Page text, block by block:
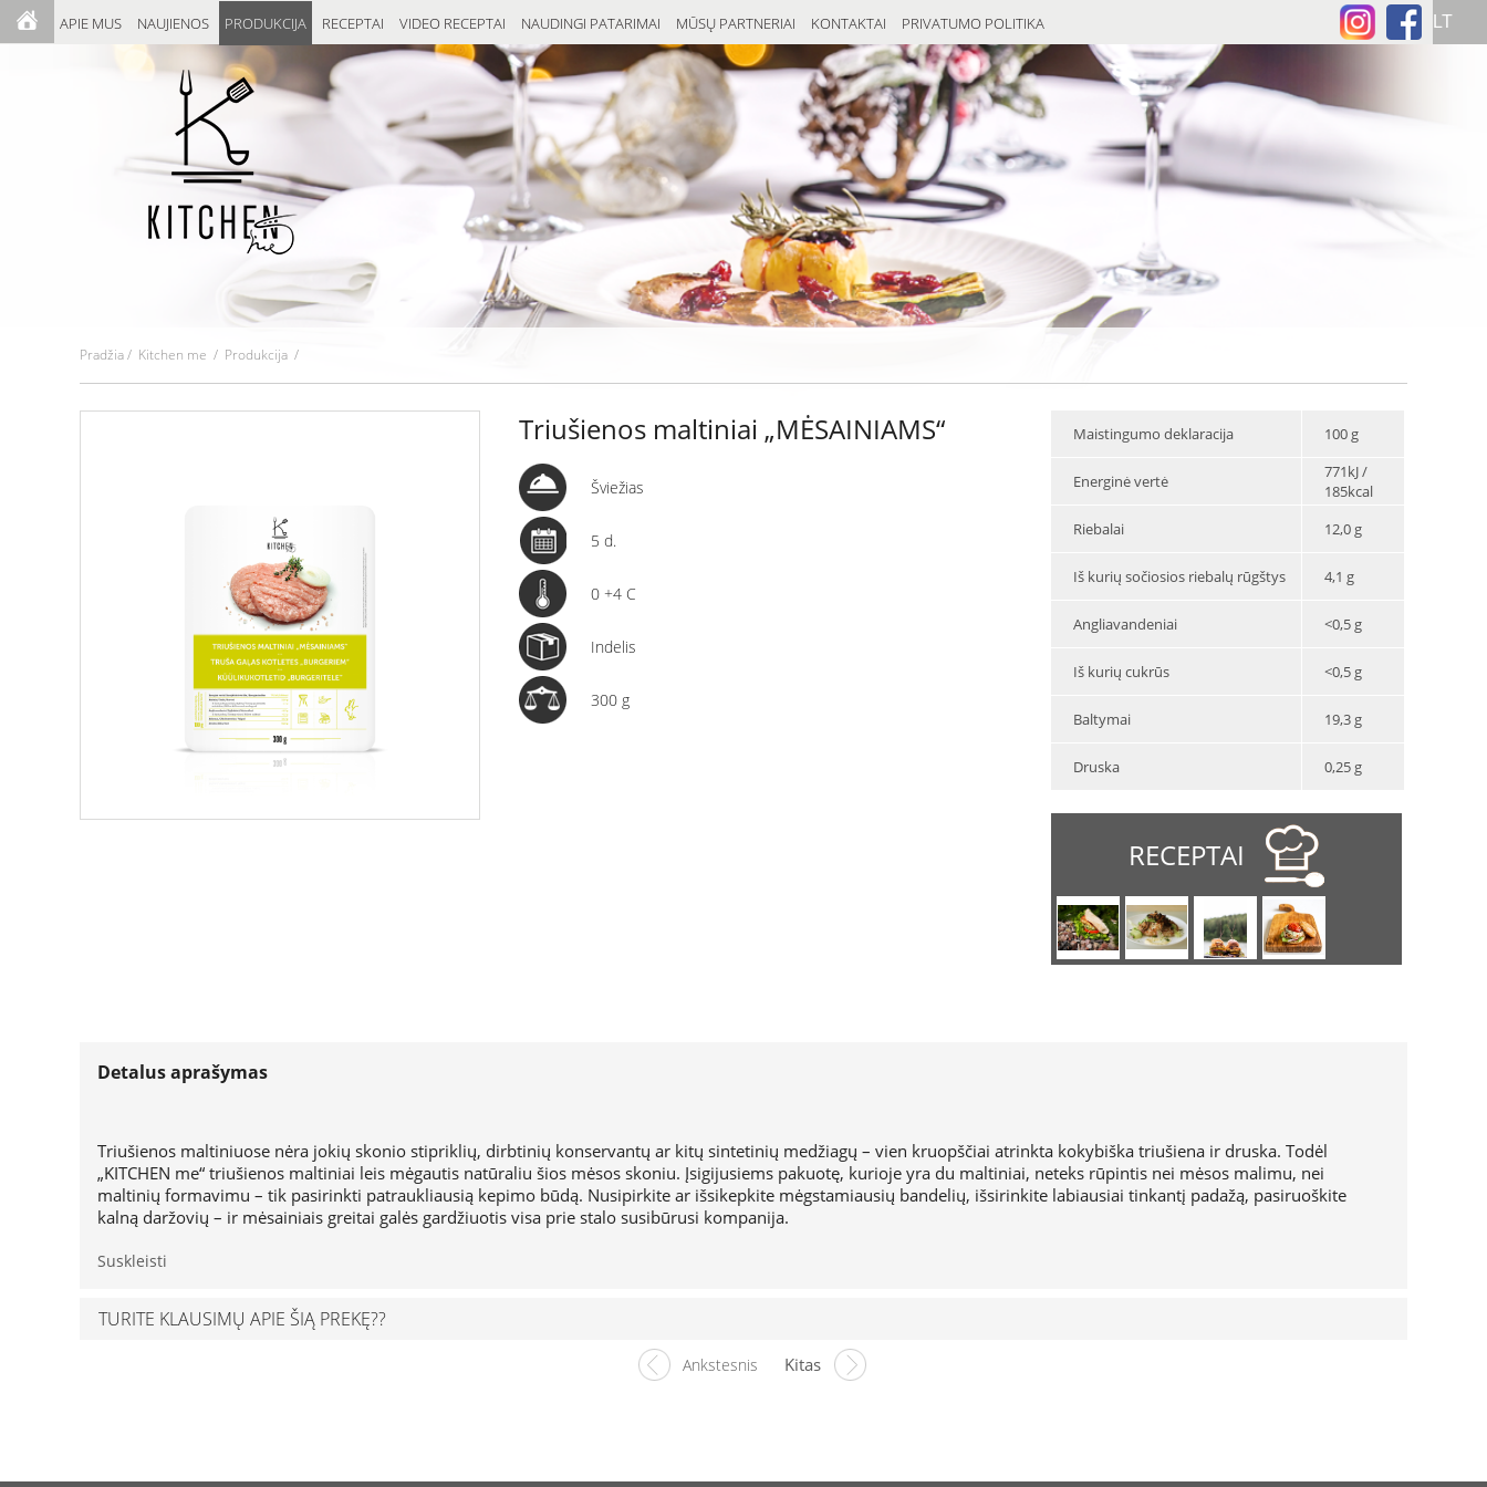
APIE MUS NAUJIENOS PRODUKCIJA RECEPTAI VIDEO RECEPTAI NAUDINGI PATARIMAI MŪSŲ PARTNERIAI KONTAKTAI PRIVATUMO POLITIKA
Pradžia/ Kitchen me / Produkcija /
Triušienos maltiniai „MĖSAINIAMS“
Šviežias
5 d.
0 +4 C
Indelis
300 g
Maistingumo deklaracija 100 g
Energinė vertė
771kJ /
185kcal
Riebalai
12,0 g
Iš kurių sočiosios riebalų rūgštys 4,1 g
Angliavandeniai <0,5 g
Iš kurių cukrūs <0,5 g
Baltymai 19,3 g
Druska 0,25 g
RECEPTAI
Detalus aprašymas
Triušienos maltiniuose nėra jokių skonio stipriklių, dirbtinių konservantų ar kitų sintetinių medžiagų – vien kruopščiai atrinkta kokybiška triušiena ir druska. Todėl
„KITCHEN me“ triušienos maltiniai leis mėgautis natūraliu šios mėsos skoniu. Įsigijusiems pakuotę, kurioje yra du maltiniai, neteks rūpintis nei mėsos malimu, nei
maltinių formavimu – tik pasirinkti patraukliausią kepimo būdą. Nusipirkite ar išsikepkite mėgstamiausių bandelių, išsirinkite labiausiai tinkantį padažą, pasiruoškite
kalną daržovių – ir mėsainiais greitai galės gardžiuotis visa prie stalo susibūrusi kompanija.
Suskleisti
TURITE KLAUSIMŲ APIE ŠIĄ PREKĘ??
Ankstesnis Kitas